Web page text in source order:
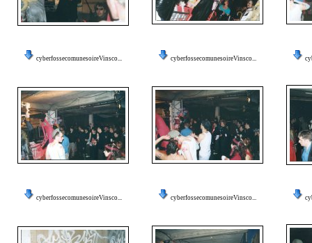
cyberfossecomunesoireVinsco... cyberfossecomunesoireVinsco...
cyberfossecomunesoireVinsco... cyberfossecomunesoireVinsco...